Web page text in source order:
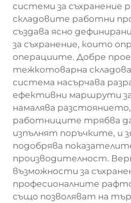
системи за съхранение
складовите работни
създава ясно
за съхранение, които
операциите. Добре
тежкотоварна
система насърчава
ефективни маршрути
намалява
работниците трябва
изпълнят поръчките, и
подобрява
производителност.
възможности за
професионалните
също позволяват на